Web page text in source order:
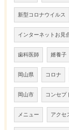
新型コロナウイルス
インターネットお見
歯科医師 婿養子
岡山県 コロナ
岡山市 コンセプ
メニュー アクセ